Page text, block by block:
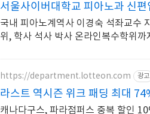
서울사이버대학교 피아노과 신
국내 피아노계역사 이경숙 석좌교수
위, 학사 석사 박사 온라인복수학위까
https://department.lotteon.com 광고
라스트 역시즌 위크 패딩 최대
캐나다구스, 파라점퍼스 중복 할인